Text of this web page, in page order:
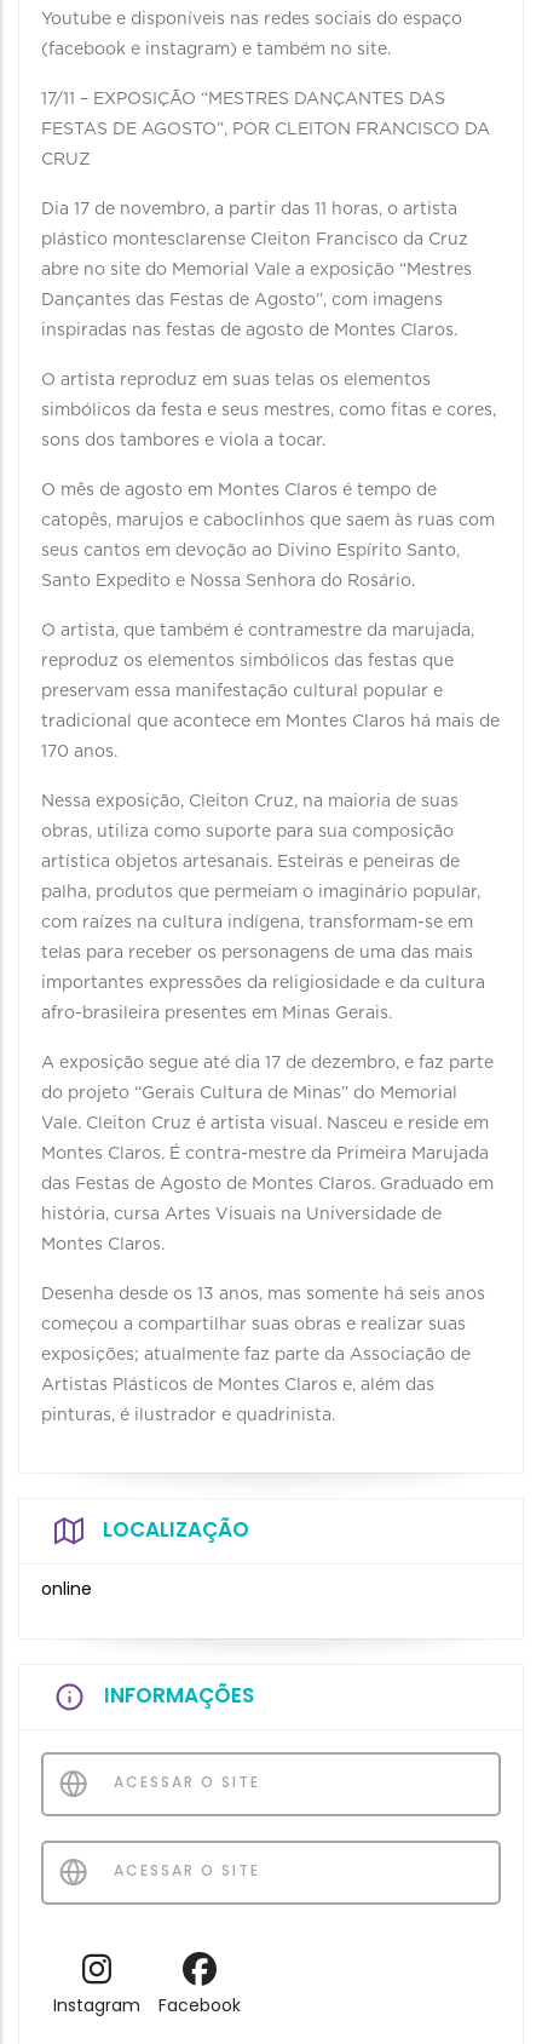
Youtube e disponíveis nas redes sociais do espaço
(facebook e instagram) e também no site.
17/11 – EXPOSIÇÃO “MESTRES DANÇANTES DAS
FESTAS DE AGOSTO”, POR CLEITON FRANCISCO DA
CRUZ
Dia 17 de novembro, a partir das 11 horas, o artista
plástico montesclarense Cleiton Francisco da Cruz
abre no site do Memorial Vale a exposição “Mestres
Dançantes das Festas de Agosto”, com imagens
inspiradas nas festas de agosto de Montes Claros.
O artista reproduz em suas telas os elementos
simbólicos da festa e seus mestres, como fitas e cores,
sons dos tambores e viola a tocar.
O mês de agosto em Montes Claros é tempo de
catopês, marujos e caboclinhos que saem às ruas com
seus cantos em devoção ao Divino Espírito Santo,
Santo Expedito e Nossa Senhora do Rosário.
O artista, que também é contramestre da marujada,
reproduz os elementos simbólicos das festas que
preservam essa manifestação cultural popular e
tradicional que acontece em Montes Claros há mais de
170 anos.
Nessa exposição, Cleiton Cruz, na maioria de suas
obras, utiliza como suporte para sua composição
artística objetos artesanais. Esteiras e peneiras de
palha, produtos que permeiam o imaginário popular,
com raízes na cultura indígena, transformam-se em
telas para receber os personagens de uma das mais
importantes expressões da religiosidade e da cultura
afro-brasileira presentes em Minas Gerais.
A exposição segue até dia 17 de dezembro, e faz parte
do projeto “Gerais Cultura de Minas” do Memorial
Vale. Cleiton Cruz é artista visual. Nasceu e reside em
Montes Claros. É contra-mestre da Primeira Marujada
das Festas de Agosto de Montes Claros. Graduado em
história, cursa Artes Visuais na Universidade de
Montes Claros.
Desenha desde os 13 anos, mas somente há seis anos
começou a compartilhar suas obras e realizar suas
exposições; atualmente faz parte da Associação de
Artistas Plásticos de Montes Claros e, além das
pinturas, é ilustrador e quadrinista.
LOCALIZAÇÃO
online
INFORMAÇÕES
ACESSAR O SITE
ACESSAR O SITE
Instagram Facebook